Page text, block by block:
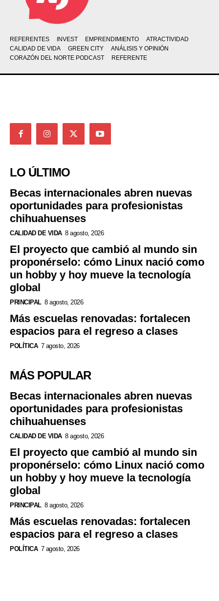
REFERENTES INVEST EMPRENDIMIENTO
ATRACTIVIDAD
CALIDAD DE VIDA
GREEN CITY
ANÁLISIS Y OPINIÓN
CORAZÓN DEL NORTE PODCAST
REFERENTE
LO ÚLTIMO
Becas internacionales abren nuevas
oportunidades para profesionistas
chihuahuenses
CALIDAD DE VIDA 8 agosto, 2026
El proyecto que cambió al mundo sin
proponérselo: cómo Linux nació como
un hobby y hoy mueve la tecnología
global
PRINCIPAL 8 agosto, 2026
Más escuelas renovadas: fortalecen
espacios para el regreso a clases
POLÍTICA 7 agosto, 2026
MÁS POPULAR
Becas internacionales abren nuevas
oportunidades para profesionistas
chihuahuenses
CALIDAD DE VIDA 8 agosto, 2026
El proyecto que cambió al mundo sin
proponérselo: cómo Linux nació como
un hobby y hoy mueve la tecnología
global
PRINCIPAL 8 agosto, 2026
Más escuelas renovadas: fortalecen
espacios para el regreso a clases
POLÍTICA 7 agosto, 2026